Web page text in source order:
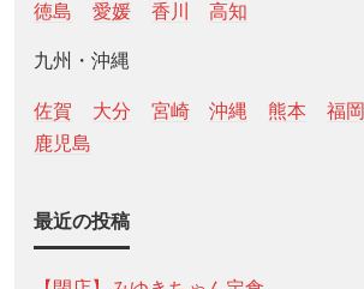
徳島 愛媛 香川 高知
九州・沖縄
佐賀 大分 宮崎 沖縄 熊本 福岡
鹿児島
最近の投稿